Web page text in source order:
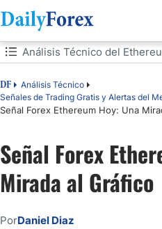
Tabla de contenidos
DF
Análisis Técnico
Señales de Trading Gratis y Alertas del
Señal Forex Ethereum Hoy: Una
Análisis Técnico del
Análisis Técnico del Ethereum
Señal de Venta:
Señal Forex
Mirada al Gráfico
PorDaniel Diaz